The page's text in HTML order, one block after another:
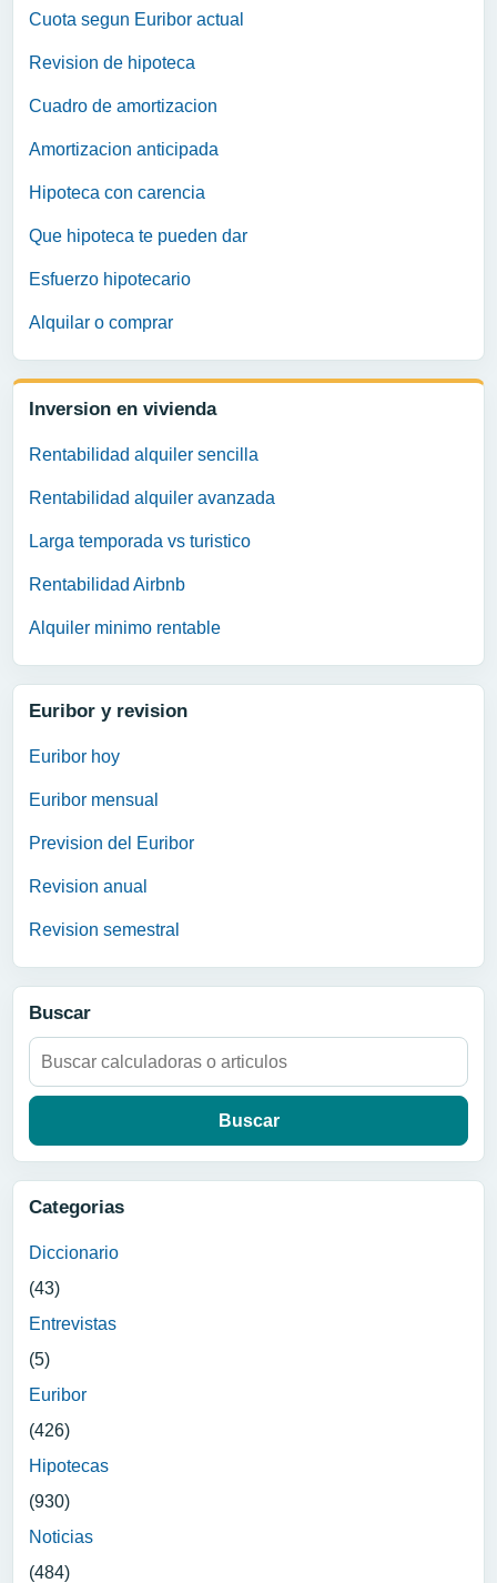
Cuota segun Euribor actual
Revision de hipoteca
Cuadro de amortizacion
Amortizacion anticipada
Hipoteca con carencia
Que hipoteca te pueden dar
Esfuerzo hipotecario
Alquilar o comprar
Inversion en vivienda
Rentabilidad alquiler sencilla
Rentabilidad alquiler avanzada
Larga temporada vs turistico
Rentabilidad Airbnb
Alquiler minimo rentable
Euribor y revision
Euribor hoy
Euribor mensual
Prevision del Euribor
Revision anual
Revision semestral
Buscar
Buscar:
Categorias
Diccionario
(43)
Entrevistas
(5)
Euribor
(426)
Hipotecas
(930)
Noticias
(484)